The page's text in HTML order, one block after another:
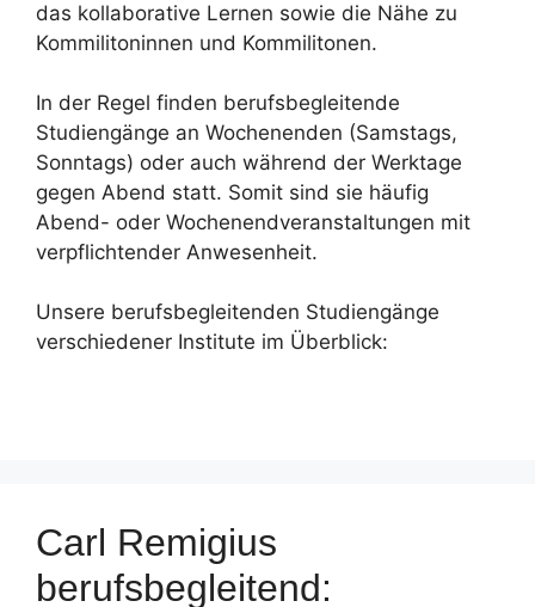
das kollaborative Lernen sowie die Nähe zu
Kommilitoninnen und Kommilitonen.
In der Regel finden berufsbegleitende
Studiengänge an Wochenenden (Samstags,
Sonntags) oder auch während der Werktage
gegen Abend statt. Somit sind sie häufig
Abend- oder Wochenendveranstaltungen mit
verpflichtender Anwesenheit.
Unsere berufsbegleitenden Studiengänge
verschiedener Institute im Überblick:
Carl Remigius
berufsbegleitend: